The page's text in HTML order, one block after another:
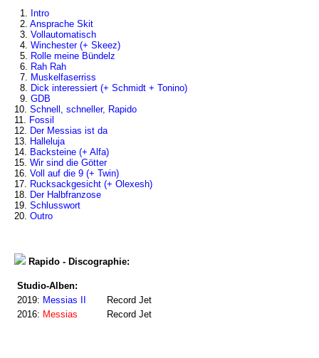
1. Intro
2. Ansprache Skit
3. Vollautomatisch
4. Winchester (+ Skeez)
5. Rolle meine Bündelz
6. Rah Rah
7. Muskelfaserriss
8. Dick interessiert (+ Schmidt + Tonino)
9. GDB
10. Schnell, schneller, Rapido
11. Fossil
12. Der Messias ist da
13. Halleluja
14. Backsteine (+ Alfa)
15. Wir sind die Götter
16. Voll auf die 9 (+ Twin)
17. Rucksackgesicht (+ Olexesh)
18. Der Halbfranzose
19. Schlusswort
20. Outro
Rapido - Discographie:
Studio-Alben:
2019: Messias II
Record Jet
2016: Messias Record Jet